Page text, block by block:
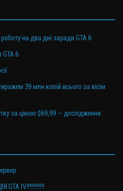
на два дні заради GTA 6
6
39 млн копій всього за вісім
за ціною $69,99 — дослідження
GTA IV!!!!!!!!!!!!